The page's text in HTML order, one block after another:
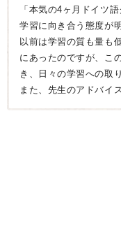
「本気の4ヶ月ドイツ
学習に向き合う態度が
以前は学習の質も量も
にあったのですが、こ
き、日々の学習への取
また、先生のアドバイ
この4ヶ月でサンプル
むシーンでもできるこ